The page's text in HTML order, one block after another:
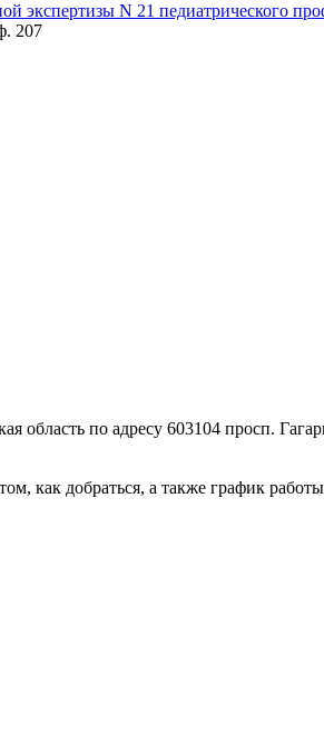
экспертизы N 21 педиатрического
207
область по адресу 603104 просп.
как добраться, а также график